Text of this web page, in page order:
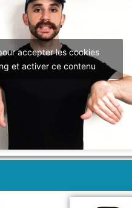
accepter les cookies
et activer ce contenu